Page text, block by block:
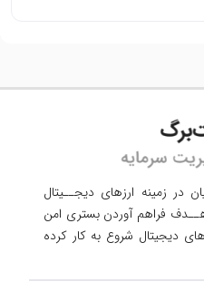
در زمینه ارزهای دیجــیتال
بستری امن
دیجیتال شروع به کار کرده